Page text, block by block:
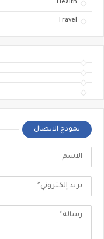
Health
Travel
نموذج الاتصال